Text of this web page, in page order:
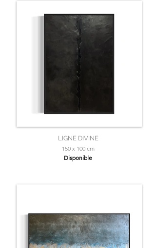
LIGNE DIVINE
150 x 100 cm
Disponible